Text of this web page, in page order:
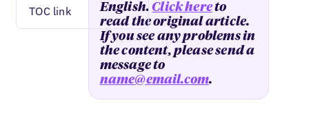
TOC link
English.Click hereto
read the original article.
If you see any problems in
the content, please send a
message to
name@email.com.